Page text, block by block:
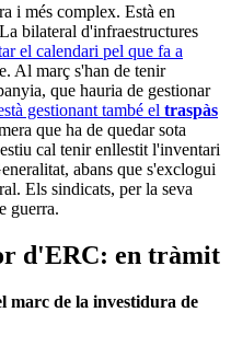
i més complex. Està en
bilateral d'infraestructures
el calendari pel que fa a
Al març s'han de tenir
que hauria de gestionar
gestionant també el traspàs
que ha de quedar sota
cal tenir enllestit l'inventari
abans que s'exclogui
Els sindicats, per la seva
guerra.
d'ERC: en tràmit
marc de la investidura de